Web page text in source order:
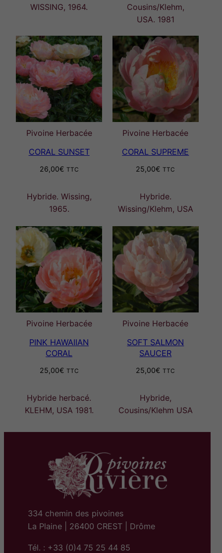
WISSING, 1964.
Cousins/Klehm,
USA. 1981
Pivoine Herbacée
CORAL SUNSET
26,00€ TTC
Hybride. Wissing,
1965.
Pivoine Herbacée
CORAL SUPREME
25,00€ TTC
Hybride.
Wissing/Klehm, USA
Pivoine Herbacée
PINK HAWAIIAN
CORAL
25,00€ TTC
Hybride herbacé.
KLEHM, USA 1981.
Pivoine Herbacée
SOFT SALMON
SAUCER
25,00€ TTC
Hybride,
Cousins/Klehm USA
334 chemin des pivoines
La Plaine | 26400 CREST | Drôme
Tél. : +33 (0)4 75 25 44 85